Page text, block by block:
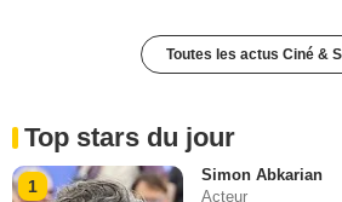
Toutes les actus Ciné &
Top stars du jour
1
Simon Abkarian
Acteur